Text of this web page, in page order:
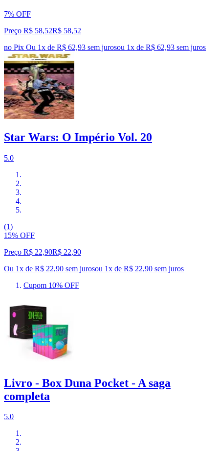
7% OFF
Preço R$ 58,52R$ 58,52
no Pix Ou 1x de R$ 62,93 sem jurosou 1x de R$ 62,93 sem juros
Star Wars: O Império Vol. 20
5.0
(1)
15% OFF
Preço R$ 22,90R$ 22,90
Ou 1x de R$ 22,90 sem jurosou 1x de R$ 22,90 sem juros
Cupom 10% OFF
Livro - Box Duna Pocket - A saga
completa
5.0